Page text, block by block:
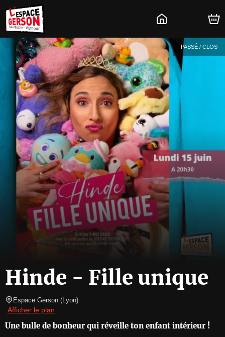
PASSÉ / CLOS
Hinde - Fille unique
Espace Gerson (Lyon)
Afficher le plan
Une bulle de bonheur qui réveille ton enfant intérieur !